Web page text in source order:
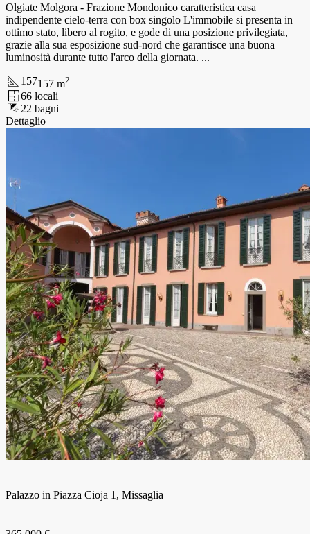
Olgiate Molgora - Frazione Mondonico caratteristica casa
indipendente cielo-terra con box singolo L'immobile si presenta in
ottimo stato, libero al rogito, e gode di una posizione privilegiata,
grazie alla sua esposizione sud-nord che garantisce una buona
luminosità durante tutto l'arco della giornata. ...
157157 m2
66 locali
22 bagni
Dettaglio
Palazzo in Piazza Cioja 1, Missaglia